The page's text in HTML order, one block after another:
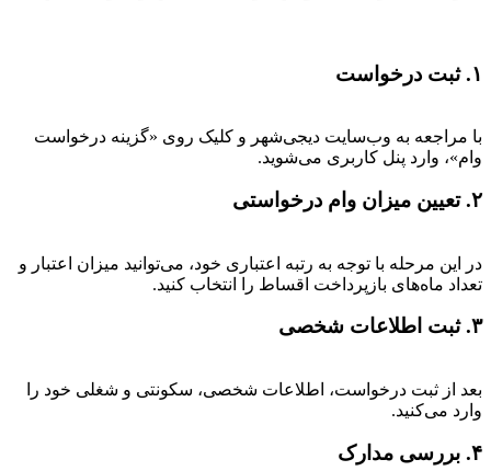
۱. ثبت درخواست
با مراجعه به وب‌سایت دیجی‌شهر و کلیک روی «گزینه درخواست
وام»، وارد پنل کاربری می‌شوید.
۲. تعیین میزان وام درخواستی
در این مرحله با توجه به رتبه اعتباری خود، می‌توانید میزان اعتبار و
تعداد ماه‌های بازپرداخت اقساط را انتخاب کنید.
۳. ثبت اطلاعات شخصی
بعد از ثبت درخواست، اطلاعات شخصی، سکونتی و شغلی خود را
وارد می‌کنید.
۴. بررسی مدارک